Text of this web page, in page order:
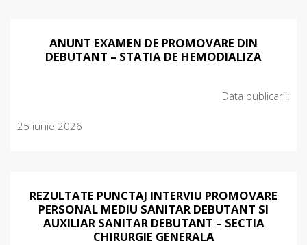
ANUNT EXAMEN DE PROMOVARE DIN
DEBUTANT – STATIA DE HEMODIALIZA
Data publicarii:
25 iunie 2026
REZULTATE PUNCTAJ INTERVIU PROMOVARE
PERSONAL MEDIU SANITAR DEBUTANT SI
AUXILIAR SANITAR DEBUTANT – SECTIA
CHIRURGIE GENERALA